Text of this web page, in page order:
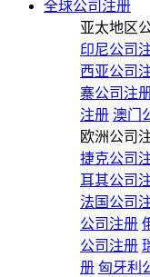
全球公司注册
亚太地区
印尼公司
西亚公司
寨公司注
注册 澳门
欧洲公司
捷克公司
耳其公司
法国公司
公司注册
公司注册
册 匈牙利